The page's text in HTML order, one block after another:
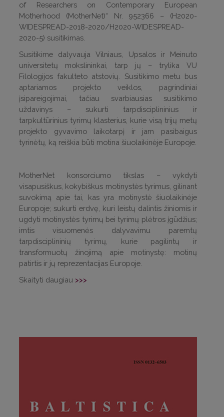
of Researchers on Contemporary European
Motherhood (MotherNet)“ Nr. 952366 – (H2020-
WIDESPREAD-2018-2020/H2020-WIDESPREAD-
2020-5) susitikimas.
Susitikime dalyvauja Vilniaus, Upsalos ir Meinuto
universitetų mokslininkai, tarp jų – trylika VU
Filologijos fakulteto atstovių. Susitikimo metu bus
aptariamos projekto veiklos, pagrindiniai
įsipareigojimai, tačiau svarbiausias susitikimo
uždavinys – sukurti tarpdisciplininius ir
tarpkultūrinius tyrimų klasterius, kurie visą trijų metų
projekto gyvavimo laikotarpį ir jam pasibaigus
tyrinėtų, ką reiškia būti motina šiuolaikinėje Europoje.
MotherNet konsorciumo tikslas – vykdyti
visapusiškus, kokybiškus motinystės tyrimus, gilinant
suvokimą apie tai, kas yra motinystė šiuolaikinėje
Europoje; sukurti erdvę, kuri leistų dalintis žiniomis ir
ugdyti motinystės tyrimų bei tyrimų plėtros įgūdžius;
imtis visuomenės dalyvavimu paremtų
tarpdisciplininių tyrimų, kurie pagilintų ir
transformuotų žinojimą apie motinystę: motinų
patirtis ir jų reprezentacijas Europoje.
Skaityti daugiau >>>